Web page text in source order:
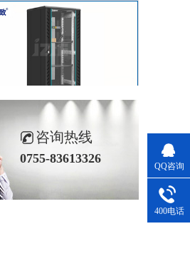
黑色27U网络机柜
咨询热线
0755-83613326
QQ咨询
400电话